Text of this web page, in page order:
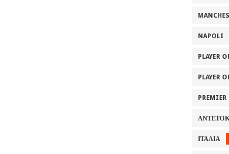
NAPOLI
PLAYER
PLAYER
PREMIER
ΙΤΑΛΙΑ